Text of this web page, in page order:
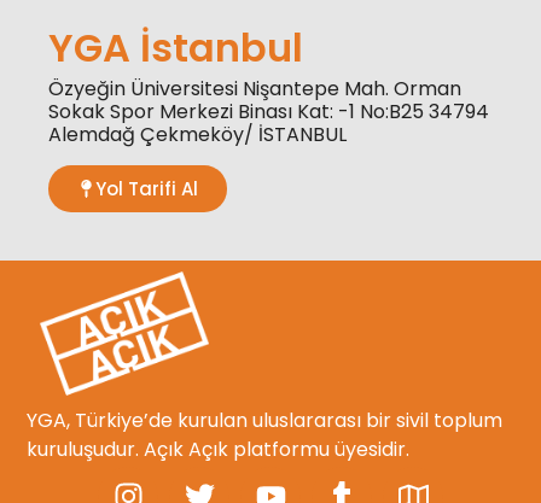
YGA İstanbul
Özyeğin Üniversitesi Nişantepe Mah. Orman
Sokak Spor Merkezi Binası Kat: -1 No:B25 34794
Alemdağ Çekmeköy/ İSTANBUL
Yol Tarifi Al
YGA, Türkiye’de kurulan uluslararası bir sivil toplum
kuruluşudur. Açık Açık platformu üyesidir.